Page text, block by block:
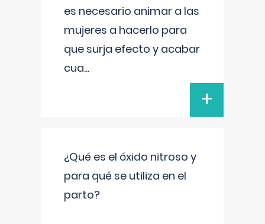
es necesario animar a las
mujeres a hacerlo para
que surja efecto y acabar
cua...
+
¿Qué es el óxido nitroso y
para qué se utiliza en el
parto?